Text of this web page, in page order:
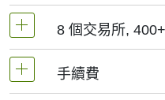
MetaTrader4和
NetTradeX平臺，
8 個交易所,
我們提供超過400
手續費